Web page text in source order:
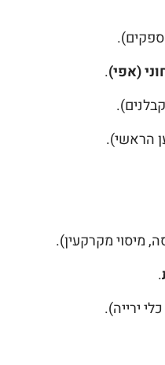
(אפי).
הראשי).
מיסוי מקרקעין).
.
ירייה).